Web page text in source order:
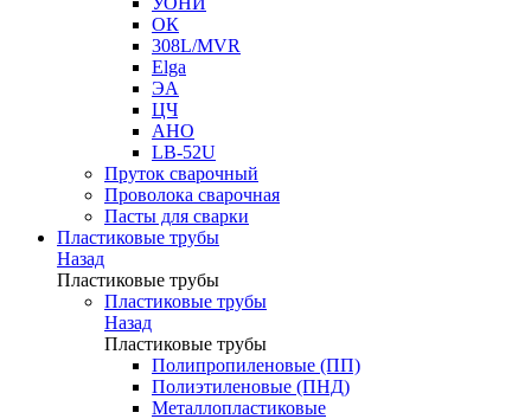
ОК
308L/MVR
Elga
ЭА
ЦЧ
АНО
LB-52U
Пруток сварочный
Проволока сварочная
Пасты для сварки
Пластиковые трубы
Назад
Пластиковые трубы
Пластиковые трубы
Назад
Пластиковые трубы
Полипропиленовые (ПП)
Полиэтиленовые (ПНД)
Металлопластиковые